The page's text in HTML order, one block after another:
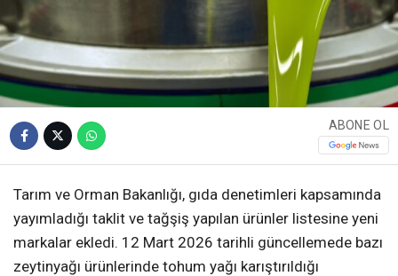
ABONE OL
Tarım ve Orman Bakanlığı, gıda denetimleri kapsamında
yayımladığı taklit ve tağşiş yapılan ürünler listesine yeni
markalar ekledi. 12 Mart 2026 tarihli güncellemede bazı
zeytinyağı ürünlerinde tohum yağı karıştırıldığı